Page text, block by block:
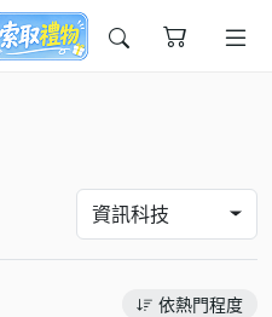
資訊科技
依熱門程度